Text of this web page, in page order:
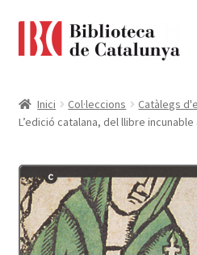
Accessibilitat
Cistella
El meu compte
Inici Col·leccions Catàlegs
L’edició catalana, del llibre incunable